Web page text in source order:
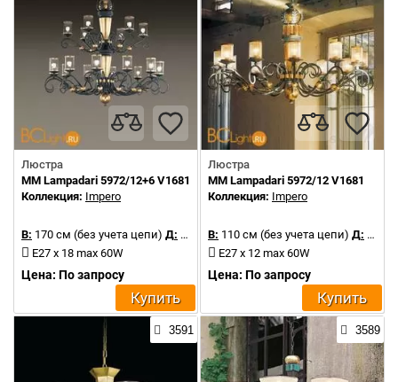
Люстра
MM Lampadari 5972/12+6 V1681
Коллекция: Impero
В: 170 см (без учета цепи) Д:
E27 x 18 max 60W
Цена: По запросу
Купить
Люстра
MM Lampadari 5972/12 V1681
Коллекция: Impero
В: 110 см (без учета цепи) Д:
E27 x 12 max 60W
Цена: По запросу
Купить
3591 3589